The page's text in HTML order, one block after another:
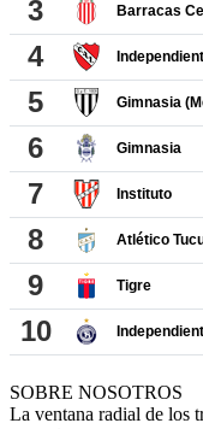
SOBRE NOSOTROS
La ventana radial de los